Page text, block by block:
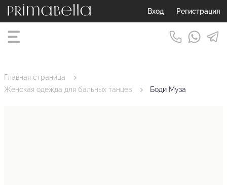
Вход Регистрация
Главная страница
Женская одежда для бальных танцев
Боди Муза